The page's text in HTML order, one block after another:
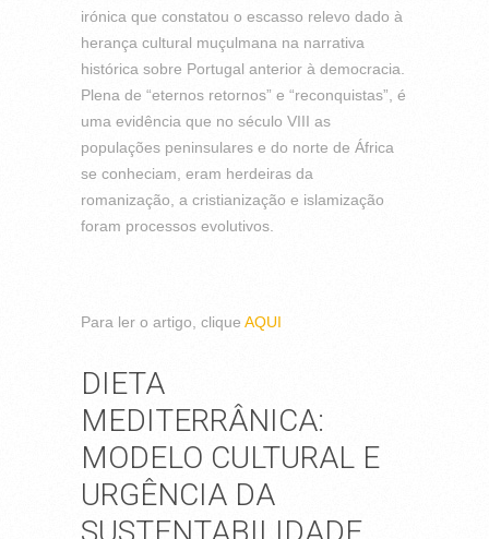
irónica que constatou o escasso relevo dado à
herança cultural muçulmana na narrativa
histórica sobre Portugal anterior à democracia.
Plena de “eternos retornos” e “reconquistas”, é
uma evidência que no século VIII as
populações peninsulares e do norte de África
se conheciam, eram herdeiras da
romanização, a cristianização e islamização
foram processos evolutivos.
Para ler o artigo, clique AQUI
DIETA
MEDITERRÂNICA:
MODELO CULTURAL E
URGÊNCIA DA